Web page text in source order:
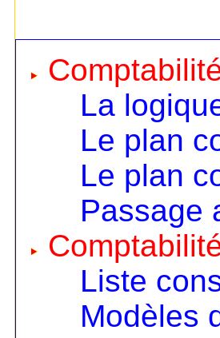
La
Le plan
Le plan
Passage
Liste
Modèles